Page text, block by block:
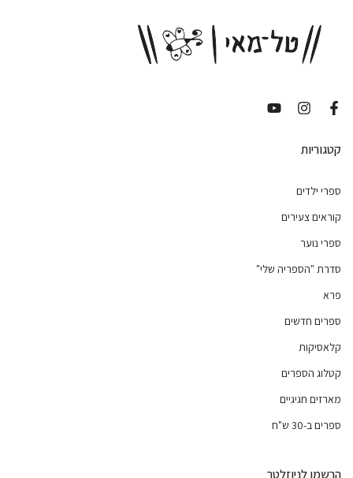
קטגוריות
ספרי ילדים
קוראים צעירים
ספרי נוער
סדרת "הספריה שלי"
פרא
ספרים חדשים
קלאסיקות
קטלוג הספרים
מארזים חגיגיים
ספרים ב-30 ש"ח
הרשמו לניוזלטר